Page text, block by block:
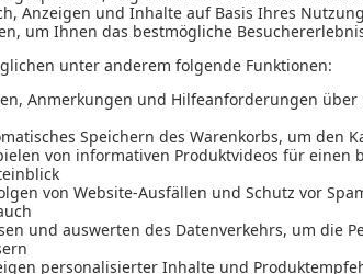
schwierige Planungen oder
Dieses Buch zeigt,
erläutert, wie Sie moderne